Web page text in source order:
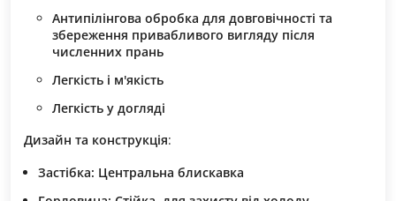
Антипілінгова обробка для довговічності та
збереження привабливого вигляду після
численних прань
Легкість і м'якість
Легкість у догляді
Дизайн та конструкція:
Застібка: Центральна блискавка